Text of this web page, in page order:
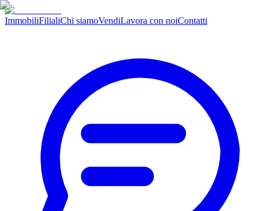
ImmobiliFilialiChi siamoVendiLavora con noiContatti